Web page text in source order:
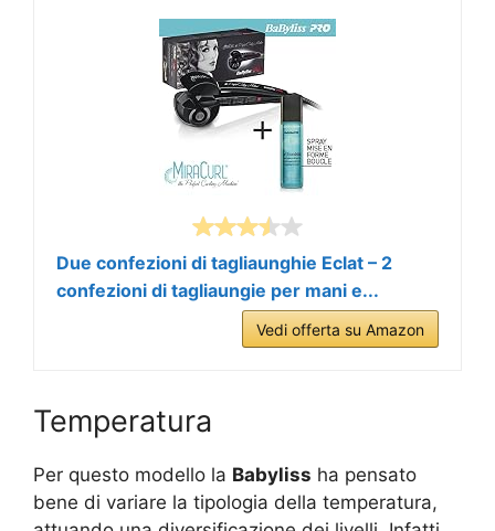
Due confezioni di tagliaunghie Eclat – 2
confezioni di tagliaungie per mani e...
Vedi offerta su Amazon
Temperatura
Per questo modello la Babyliss ha pensato
bene di variare la tipologia della temperatura,